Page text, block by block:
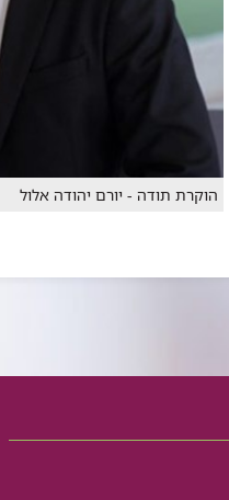
הוקרת תודה - יורם יהודה אלול